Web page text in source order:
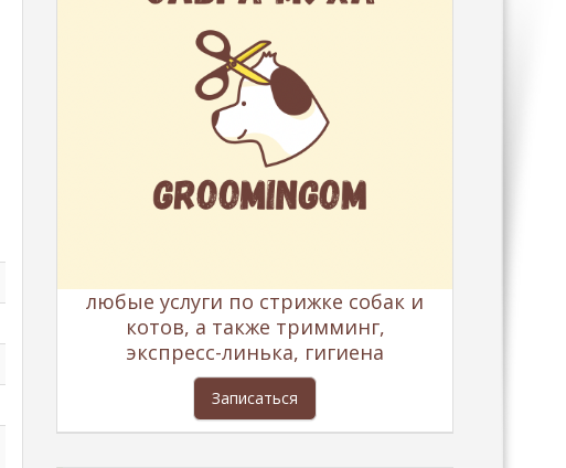
любые услуги по стрижке собак и
котов, а также тримминг,
экспресс-линька, гигиена
Записаться